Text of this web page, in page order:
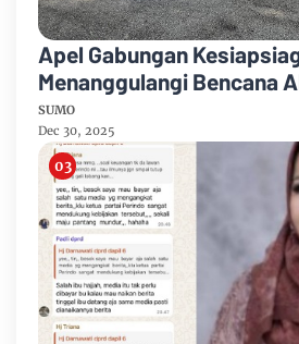
Apel Gabungan
Menanggulangi Bencana
Bengkalis
SUMO
Dec 30, 2025